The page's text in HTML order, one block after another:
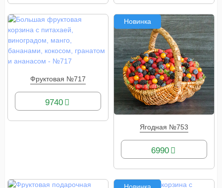
Фруктовая №717
КУПИТЬ
9740
Новинка
Ягодная №753
КУПИТЬ
6990